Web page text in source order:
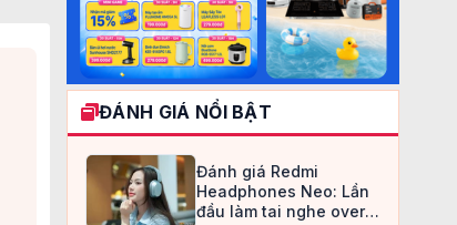
ĐÁNH GIÁ NỔI BẬT
Đánh giá Redmi
Headphones Neo: Lần
đầu làm tai nghe over-